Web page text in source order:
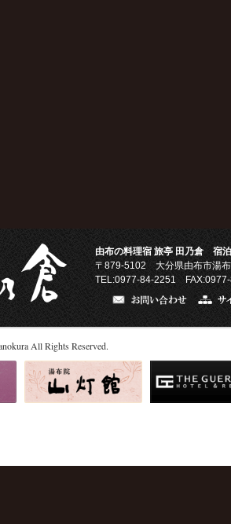
由布の料理宿 旅亭 田乃倉 宿
〒879-5102 大分県由布市湯
TEL:0977-84-2251
All Rights Reserved.